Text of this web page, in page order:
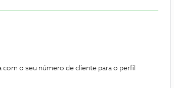
o seu número de cliente para o perfil